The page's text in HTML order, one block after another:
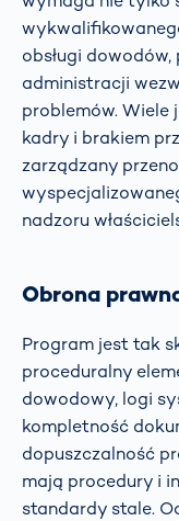
obsługi
administracji
problemów. Wiele
kadry i brakiem
zarządzany
nadzoru
Obrona
Program jest tak
proceduralny
dowodowy, logi
kompletność
dopuszczalność
mają procedury i
standardy stale.